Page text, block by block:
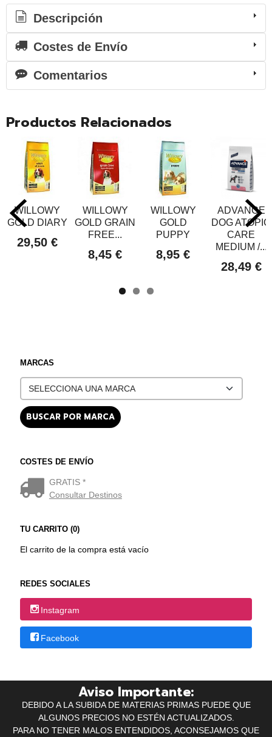
MARCAS
COSTES DE ENVÍO
GRATIS *
Consultar Destinos
TU CARRITO (0)
El carrito de la compra está vacío
REDES SOCIALES
Instagram
Facebook
Descripción
Costes de Envío
Comentarios
Productos Relacionados
WILLOWY
GOLD DIARY
29,50 €
WILLOWY
GOLD GRAIN
FREE...
8,45 €
WILLOWY
GOLD
PUPPY
8,95 €
ADVANCE
DOG ATOPIC
CARE
MEDIUM /...
28,49 €
Aviso Importante:
DEBIDO A LA SUBIDA DE MATERIAS PRIMAS PUEDE QUE
ALGUNOS PRECIOS NO ESTÉN ACTUALIZADOS.
PARA NO TENER MALOS ENTENDIDOS, ACONSEJAMOS QUE